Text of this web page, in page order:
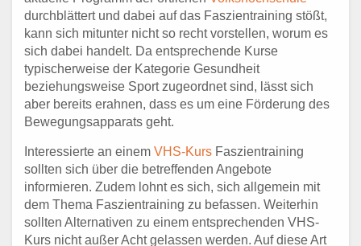
durchblättert und dabei auf das Faszientraining stößt,
kann sich mitunter nicht so recht vorstellen, worum es
sich dabei handelt. Da entsprechende Kurse
typischerweise der Kategorie Gesundheit
beziehungsweise Sport zugeordnet sind, lässt sich
aber bereits erahnen, dass es um eine Förderung des
Bewegungsapparats geht.
Interessierte an einem VHS-Kurs Faszientraining
sollten sich über die betreffenden Angebote
informieren. Zudem lohnt es sich, sich allgemein mit
dem Thema Faszientraining zu befassen. Weiterhin
sollten Alternativen zu einem entsprechenden VHS-
Kurs nicht außer Acht gelassen werden. Auf diese Art